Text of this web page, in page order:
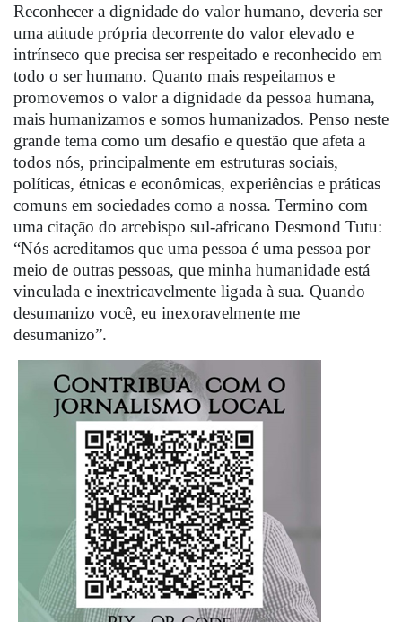
Reconhecer a dignidade do valor humano, deveria ser
uma atitude própria decorrente do valor elevado e
intrínseco que precisa ser respeitado e reconhecido em
todo o ser humano. Quanto mais respeitamos e
promovemos o valor a dignidade da pessoa humana,
mais humanizamos e somos humanizados. Penso neste
grande tema como um desafio e questão que afeta a
todos nós, principalmente em estruturas sociais,
políticas, étnicas e econômicas, experiências e práticas
comuns em sociedades como a nossa. Termino com
uma citação do arcebispo sul-africano Desmond Tutu:
“Nós acreditamos que uma pessoa é uma pessoa por
meio de outras pessoas, que minha humanidade está
vinculada e inextricavelmente ligada à sua. Quando
desumanizo você, eu inexoravelmente me
desumanizo”.